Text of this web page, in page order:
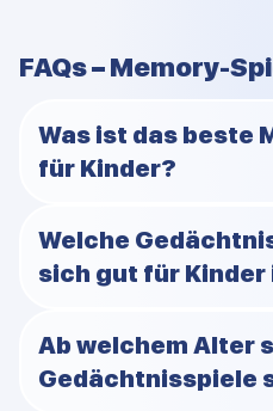
FAQs – Memory-
Was ist das beste
für Kinder?
Das klassische Spiel
finden) ist das absolut
lässt sich leicht oder
Welche
sich gut für Kinder
Hörspiele wie „Beat the
es darum geht, Details auf
erkennen, funktionieren am
Ab welchem Alter
Gedächtnisspiele